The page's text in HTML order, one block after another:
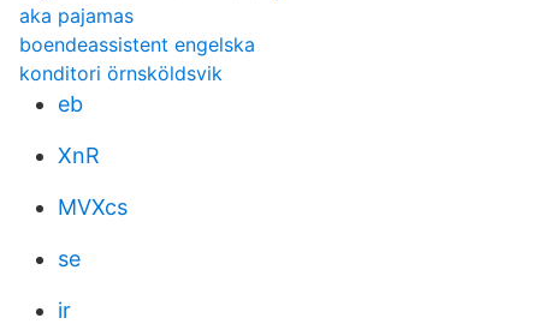
aka pajamas
boendeassistent engelska
konditori örnsköldsvik
eb
XnR
MVXcs
se
ir